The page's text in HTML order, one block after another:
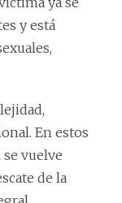
y está
En estos
vuelve
de la